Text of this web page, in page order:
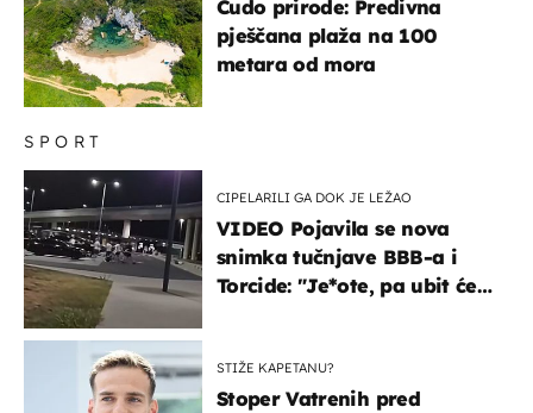
SPORT
CIPELARILI GA DOK JE LEŽAO
VIDEO Pojavila se nova
snimka tučnjave BBB-a i
Torcide: "Je*ote, pa ubit će
STIŽE KAPETANU?
Stoper Vatrenih pred
Čudo prirode: Predivna
pješčana plaža na 100
metara od mora